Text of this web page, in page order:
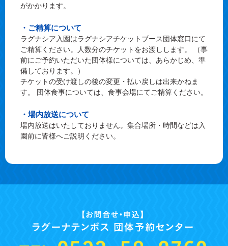
がかかります。
・ご精算について
ラグナシア入園はラグナシアチケットブース団体窓口にて
ご精算ください。人数分のチケットをお渡しします。 （事
前にご予約いただいた団体様については、あらかじめ、準
備しております。）
チケットの受け渡しの後の変更・払い戻しは出来かねま
す。 団体食事については、食事会場にてご精算ください。
・場内放送について
場内放送はいたしておりません。集合場所・時間などは入
園前に皆様へご説明ください。